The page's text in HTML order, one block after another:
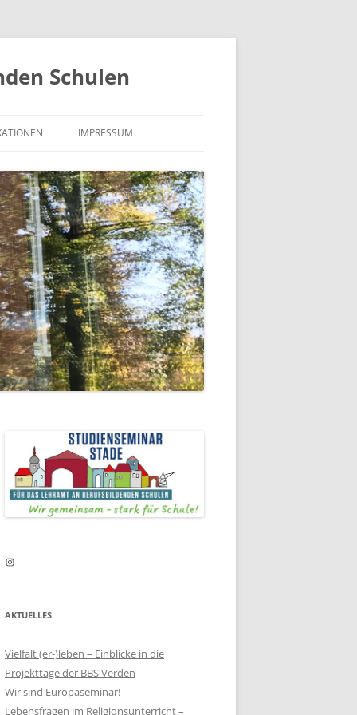
Schulen
ALLGEMEIN
AUSBILDUNG
B
UND
–
COACHING
IMPRESSUM
DATENSCHUTZERKLÄRUNG
Instagram
AKTUELLES
Vielfalt (er-)leben – Einblicke in die
Projekttage der BBS Verden
Wir sind Europaseminar!
Lebensfragen im Religionsunterricht –